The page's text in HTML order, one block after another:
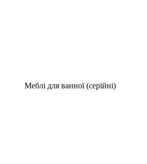
Меблі для ванної (серійні)